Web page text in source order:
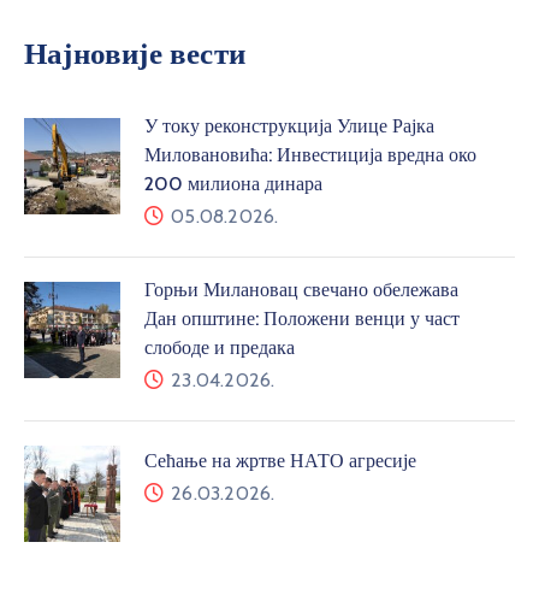
Најновије вести
У току реконструкција Улице Рајка
Миловановића: Инвестиција вредна око
200 милиона динара
05.08.2026.
Горњи Милановац свечано обележава
Дан општине: Положени венци у част
слободе и предака
23.04.2026.
Сећање на жртве НАТО агресије
26.03.2026.